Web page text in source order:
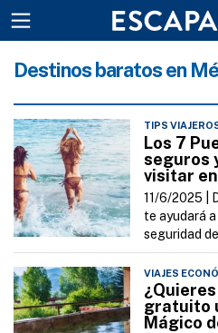
Destinos baratos en
TIPS
Los 7
seguros
visitar
11/6/2025 |
te ayudará
seguridad
VIAJES
gratuito
Mágico